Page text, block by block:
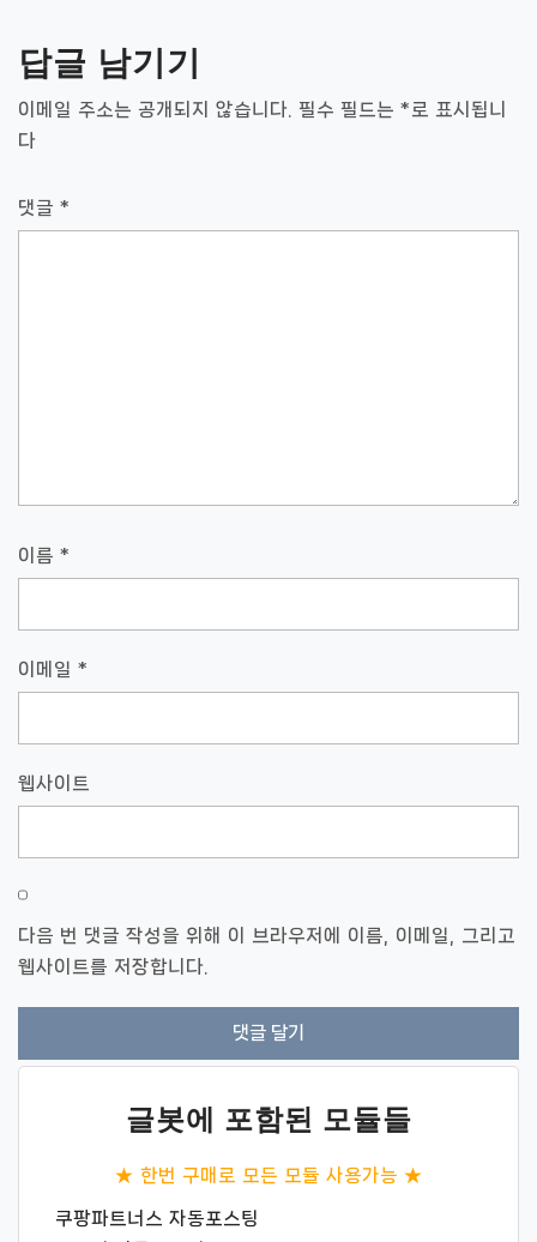
게
이
션
답글 남기기
이메일 주소는 공개되지 않습니다. 필수 필드는 * 로 표시됩니
다
댓글 *
이름 *
이메일 *
웹사이트
다음 번 댓글 작성을 위해 이 브라우저에 이름, 이메일, 그리고
웹사이트를 저장합니다.
글봇에 포함된 모듈들
★ 한번 구매로 모든 모듈 사용가능 ★
쿠팡파트너스 자동포스팅